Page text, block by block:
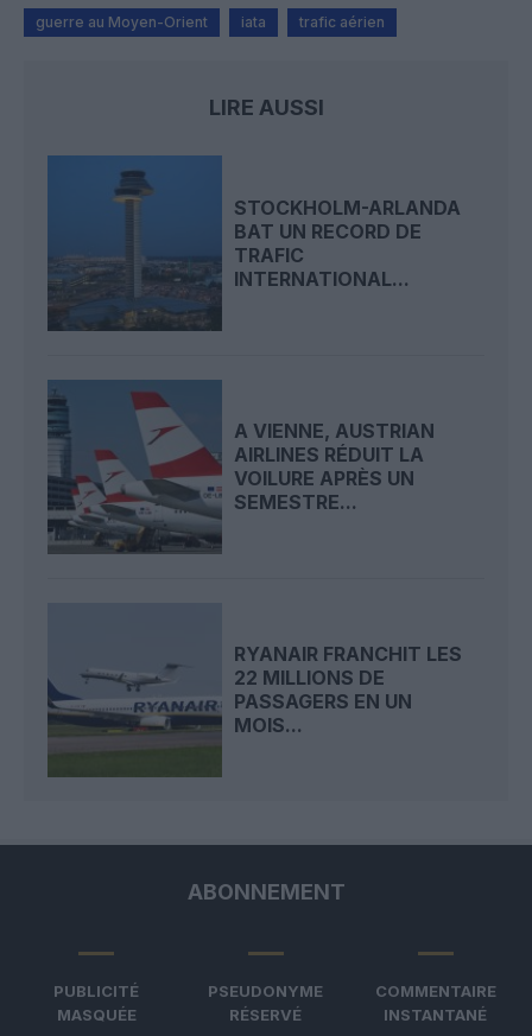
guerre au Moyen-Orient iata trafic aérien
LIRE AUSSI
STOCKHOLM-ARLANDA
BAT UN RECORD DE
TRAFIC
INTERNATIONAL...
A VIENNE, AUSTRIAN
AIRLINES RÉDUIT LA
VOILURE APRÈS UN
SEMESTRE...
RYANAIR FRANCHIT LES
22 MILLIONS DE
PASSAGERS EN UN
MOIS...
ABONNEMENT
PUBLICITÉ
MASQUÉE
PSEUDONYME
RÉSERVÉ
COMMENTAIRE
INSTANTANÉ